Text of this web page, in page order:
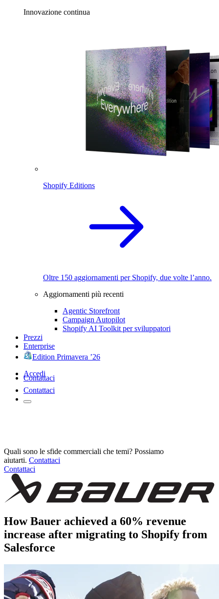
Innovazione continua
Shopify Editions
Oltre 150 aggiornamenti per Shopify, due volte l’anno.
Aggiornamenti più recenti
Agentic Storefront
Campaign Autopilot
Shopify AI Toolkit per sviluppatori
Prezzi
Enterprise
Edition Primavera ’26
Accedi
Contattaci
Contattaci
Quali sono le sfide commerciali che temi? Possiamo
aiutarti. Contattaci
Contattaci
How Bauer achieved a 60% revenue
increase after migrating to Shopify from
Salesforce